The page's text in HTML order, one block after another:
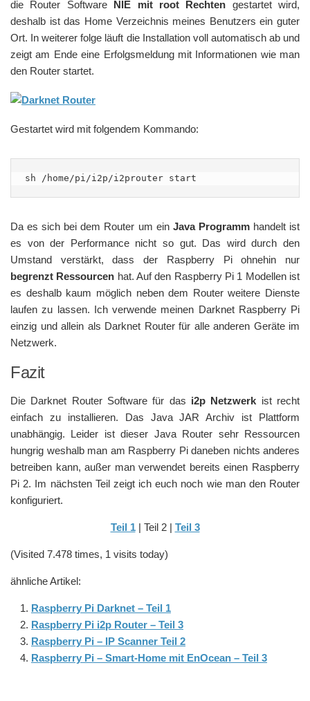
die Router Software NIE mit root Rechten gestartet wird,
deshalb ist das Home Verzeichnis meines Benutzers ein guter
Ort. In weiterer folge läuft die Installation voll automatisch ab und
zeigt am Ende eine Erfolgsmeldung mit Informationen wie man
den Router startet.
Gestartet wird mit folgendem Kommando:
sh /home/pi/i2p/i2prouter start
Da es sich bei dem Router um einJava Programmhandelt ist
es von der Performance nicht so gut. Das wird durch den
Umstand verstärkt, dass der Raspberry Pi ohnehin nur
begrenzt Ressourcen hat. Auf den Raspberry Pi 1 Modellen ist
es deshalb kaum möglich neben dem Router weitere Dienste
laufen zu lassen. Ich verwende meinen Darknet Raspberry Pi
einzig und allein als Darknet Router für alle anderen Geräte im
Netzwerk.
Fazit
Die Darknet Router Software für das i2p Netzwerk ist recht
einfach zu installieren. Das Java JAR Archiv ist Plattform
unabhängig. Leider ist dieser Java Router sehr Ressourcen
hungrig weshalb man am Raspberry Pi daneben nichts anderes
betreiben kann, außer man verwendet bereits einen Raspberry
Pi 2. Im nächsten Teil zeigt ich euch noch wie man den Router
konfiguriert.
Teil 1| Teil 2 | Teil 3
(Visited 7.478 times, 1 visits today)
ähnliche Artikel:
Raspberry Pi Darknet – Teil 1
Raspberry Pi i2p Router – Teil 3
Raspberry Pi – IP Scanner Teil 2
Raspberry Pi – Smart-Home mit EnOcean – Teil 3